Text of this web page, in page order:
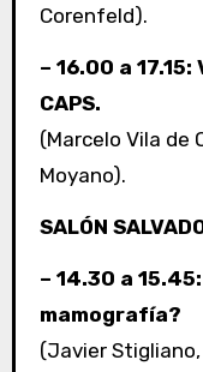
Corenfeld).
– 16.00 a
CAPS.
(Marcelo Vila de
Moyano).
SALÓN
– 14.30 a
mamografía?
(Javier